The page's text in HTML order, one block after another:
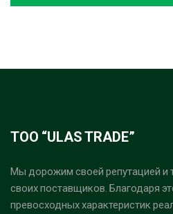
ТОО “ULAS TRADE”
Мы дорожим своей репутацией и
своих поставщиков. Благодаря
превосходных характеристик